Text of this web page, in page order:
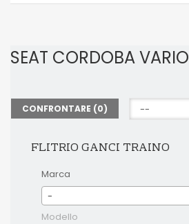
SEAT CORDOBA VARIO
CONFRONTARE (0)
FLITRIO GANCI TRAINO
Marca
-
Modello